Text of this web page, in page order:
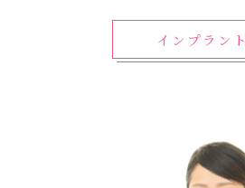
インプラント